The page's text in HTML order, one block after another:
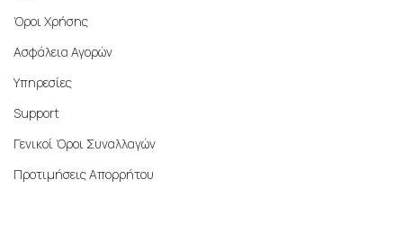
Όροι Χρήσης
Ασφάλεια Αγορών
Υπηρεσίες
Support
Γενικοί Όροι Συναλλαγών
Προτιμήσεις Απορρήτου